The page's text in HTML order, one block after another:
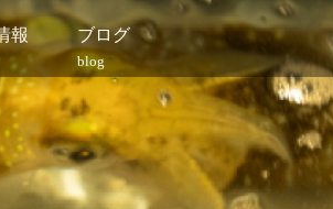
報 ブログ
blog